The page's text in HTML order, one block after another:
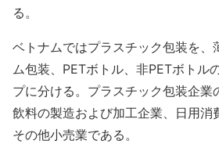
る。
ベトナムではプラスチック包装を、
ム包装、PETボトル、非PETボトル
プに分ける。プラスチック包装企業
飲料の製造および加工企業、日用消
その他小売業である。